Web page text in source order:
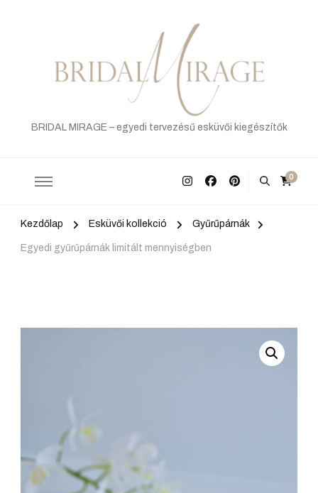
BRIDAL MIRAGE – egyedi tervezésű esküvői kiegészítők
0
Kezdőlap Esküvői kollekció Gyűrűpárnák
Egyedi gyűrűpárnák limitált mennyiségben